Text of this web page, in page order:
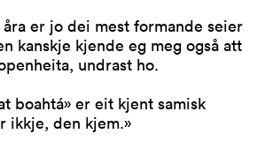
er jo dei mest formande seier
kanskje kjende eg meg også att
undrast ho.
boahtá» er eit kjent samisk
ikkje, den kjem.»